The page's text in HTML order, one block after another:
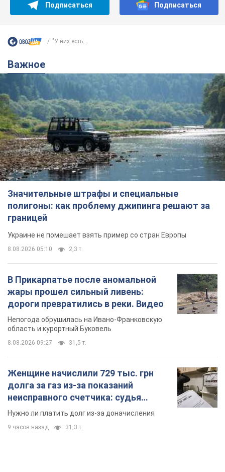
Подписаться Подписаться
"У них есть...
Важное
Значительные штрафы и специальные
полигоны: как проблему джипинга решают за
границей
Украине не помешает взять пример со стран Европы
8.08.2026 05:10 2,3 т.
В Прикарпатье после аномальной
жары прошел сильный ливень:
дороги превратились в реки. Видео
Непогода обрушилась на Ивано-Франковскую
область и курортный Буковель
8.08.2026 09:27 31,5 т.
Женщине начислили 729 тыс. грн
долга за газ из-за показаний
неисправного счетчика: судья
вынес неожиданное решение
Нужно ли платить долг из-за доначисления
9 часов назад 31,3 т.